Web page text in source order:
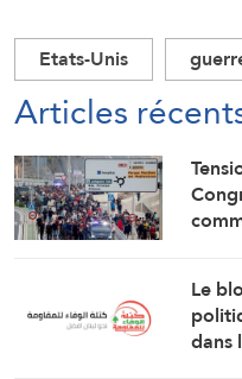
Etats-Unis
Articles
Le
dans